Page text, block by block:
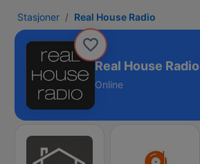
Stasjoner Real House Radio
Real House Radio
Online